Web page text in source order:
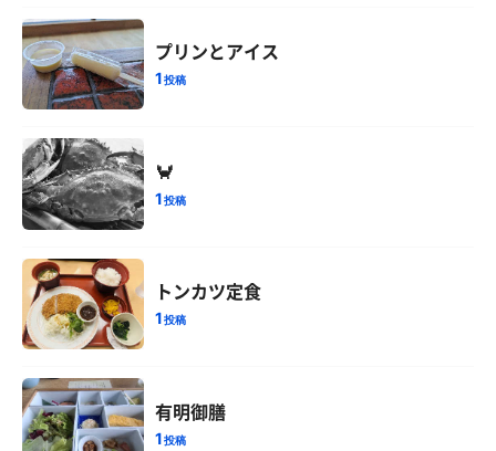
プリンとアイス
1投稿
🦀
1投稿
トンカツ定食
1投稿
有明御膳
1投稿